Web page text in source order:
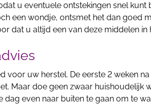
u eventuele ontstekingen snel kunt
een wondje, ontsmet het dan goed
dat u altijd een van deze middelen in
voor uw herstel. De eerste 2 weken
Maar doe geen zwaar huishoudelijk
dag even naar buiten te gaan om te